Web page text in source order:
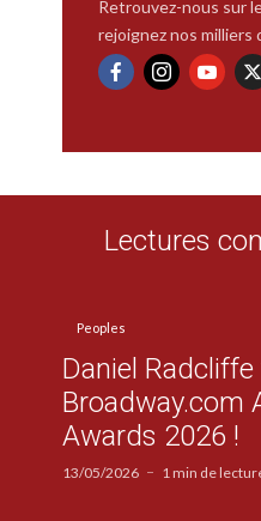
Retrouvez-nous sur
rejoignez nos milliers
Lectures
Peoples
Daniel
Broadway.com
Awards 2026 !
13/05/2026 1 min de